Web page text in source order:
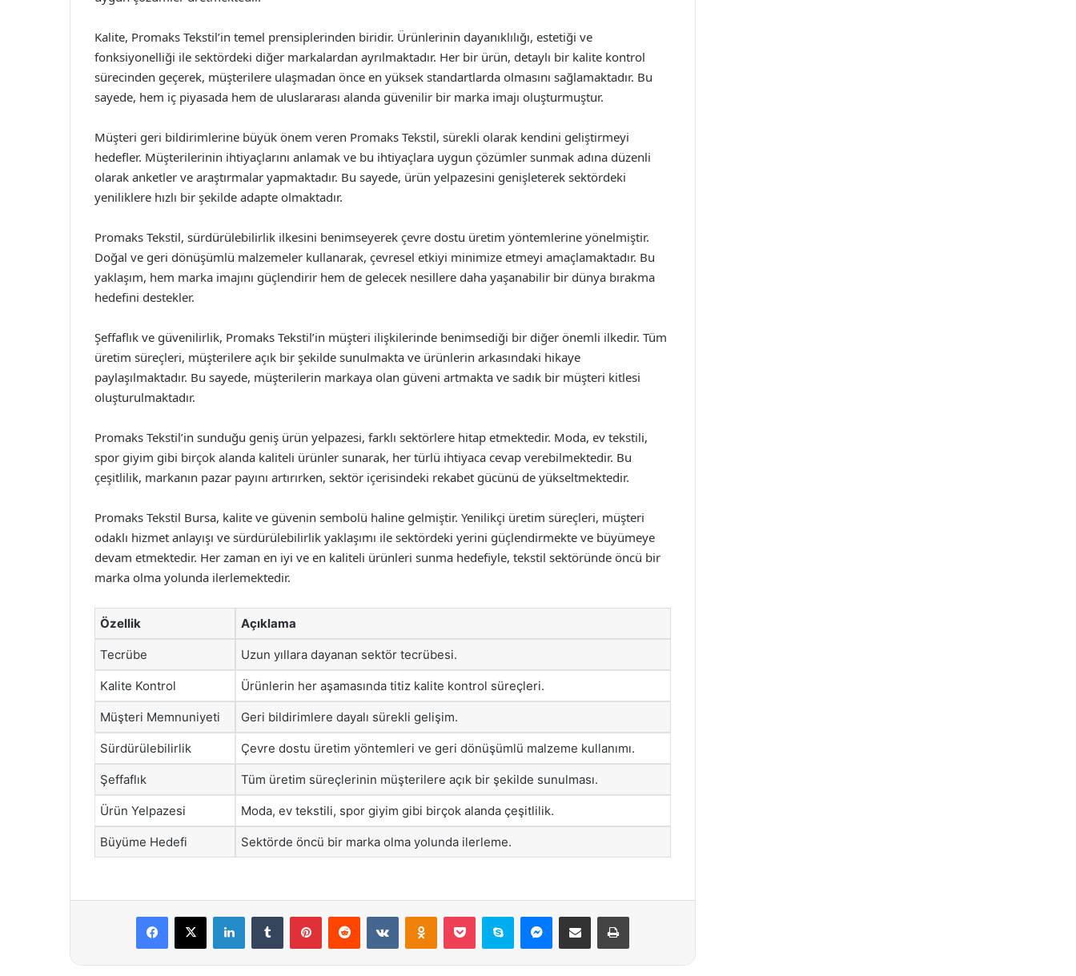
Kalite, Promaks Tekstil’in temel prensiplerinden biridir. Ürünlerinin dayanıklılığı, estetiği ve
fonksiyonelliği ile sektördeki diğer markalardan ayrılmaktadır. Her bir ürün, detaylı bir kalite kontrol
sürecinden geçerek, müşterilere ulaşmadan önce en yüksek standartlarda olmasını sağlamaktadır. Bu
sayede, hem iç piyasada hem de uluslararası alanda güvenilir bir marka imajı oluşturmuştur.
Müşteri geri bildirimlerine büyük önem veren Promaks Tekstil, sürekli olarak kendini geliştirmeyi
hedefler. Müşterilerinin ihtiyaçlarını anlamak ve bu ihtiyaçlara uygun çözümler sunmak adına düzenli
olarak anketler ve araştırmalar yapmaktadır. Bu sayede, ürün yelpazesini genişleterek sektördeki
yeniliklere hızlı bir şekilde adapte olmaktadır.
Promaks Tekstil, sürdürülebilirlik ilkesini benimseyerek çevre dostu üretim yöntemlerine yönelmiştir.
Doğal ve geri dönüşümlü malzemeler kullanarak, çevresel etkiyi minimize etmeyi amaçlamaktadır. Bu
yaklaşım, hem marka imajını güçlendirir hem de gelecek nesillere daha yaşanabilir bir dünya bırakma
hedefini destekler.
Şeffaflık ve güvenilirlik, Promaks Tekstil’in müşteri ilişkilerinde benimsediği bir diğer önemli ilkedir. Tüm
üretim süreçleri, müşterilere açık bir şekilde sunulmakta ve ürünlerin arkasındaki hikaye
paylaşılmaktadır. Bu sayede, müşterilerin markaya olan güveni artmakta ve sadık bir müşteri kitlesi
oluşturulmaktadır.
Promaks Tekstil’in sunduğu geniş ürün yelpazesi, farklı sektörlere hitap etmektedir. Moda, ev tekstili,
spor giyim gibi birçok alanda kaliteli ürünler sunarak, her türlü ihtiyaca cevap verebilmektedir. Bu
çeşitlilik, markanın pazar payını artırırken, sektör içerisindeki rekabet gücünü de yükseltmektedir.
Promaks Tekstil Bursa, kalite ve güvenin sembolü haline gelmiştir. Yenilikçi üretim süreçleri, müşteri
odaklı hizmet anlayışı ve sürdürülebilirlik yaklaşımı ile sektördeki yerini güçlendirmekte ve büyümeye
devam etmektedir. Her zaman en iyi ve en kaliteli ürünleri sunma hedefiyle, tekstil sektöründe öncü bir
marka olma yolunda ilerlemektedir.
Özellik Açıklama
Tecrübe Uzun yıllara dayanan sektör tecrübesi.
Kalite Kontrol Ürünlerin her aşamasında titiz kalite kontrol süreçleri.
Müşteri Memnuniyeti Geri bildirimlere dayalı sürekli gelişim.
Sürdürülebilirlik Çevre dostu üretim yöntemleri ve geri dönüşümlü malzeme kullanımı.
Şeffaflık Tüm üretim süreçlerinin müşterilere açık bir şekilde sunulması.
Ürün Yelpazesi Moda, ev tekstili, spor giyim gibi birçok alanda çeşitlilik.
Büyüme Hedefi Sektörde öncü bir marka olma yolunda ilerleme.
Facebook
X LinkedInTumblr PinterestReddit VKontakteOdnoklassniki
Pocket Skype Messenger
E-Posta ile paylaş Yazdır